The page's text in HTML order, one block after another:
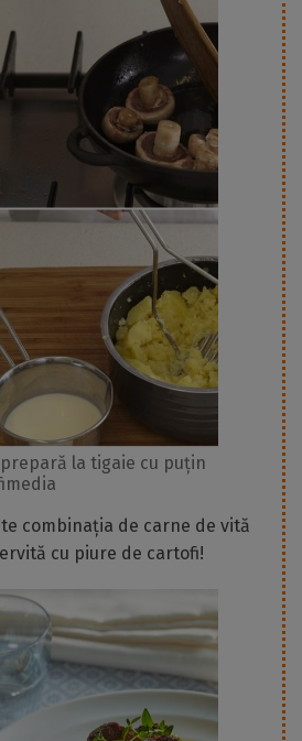
la tigaie cu puțin
combinația de carne de vită
cu piure de cartofi!